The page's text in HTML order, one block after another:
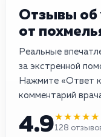
Отзывы об
от
Реальные
за экстренной
Нажмите «Ответ
комментарий
4.9★★★★★
128